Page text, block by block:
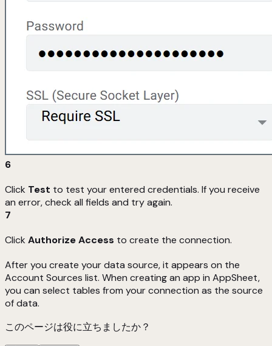
6
Click Test to test your entered credentials. If you receive
an error, check all fields and try again.
7
Click Authorize Access to create the connection.
After you create your data source, it appears on the
Account Sources list. When creating an app in AppSheet,
you can select tables from your connection as the source
of data.
このページは役に立ちましたか？